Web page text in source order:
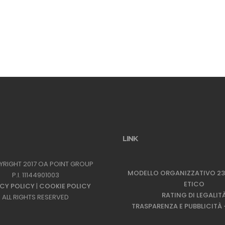
2017 OA POINT GROUP
P.I. 11144901003
POLICY| COOKIE POLICY
ALL RIGHTS RESERVED
LINK
MODELLO ORGANIZZATIVO
ETICO
RATING DI
TRASPARENZA E